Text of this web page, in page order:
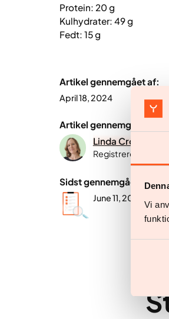
Vi
Protein: 20 g
Kulhydrater: 49 g
Fedt: 15 g
Artikel gennemgået af:
April 18, 2024
Artikel gennemgået af:
Linda Cronberg
Registreret
Sidst gennemgået:
June 11, 2026